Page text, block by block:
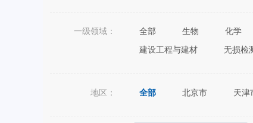
一级领域： 全部 生物 化学
建设工程与建材
无损检
地区： 全部 北京市 天津